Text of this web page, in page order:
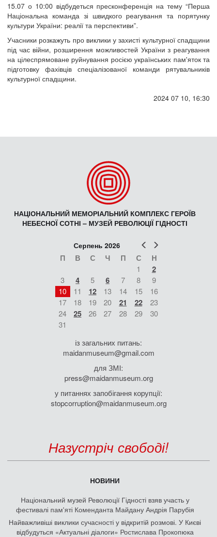
15.07 о 10:00 відбудеться пресконференція на тему “Перша
Національна команда зі швидкого реагування та порятунку
культури України: реалії та перспективи”.
Учасники розкажуть про виклики у захисті культурної спадщини
під час війни, розширення можливостей України з реагування
на цілеспрямоване руйнування росією українських пам'яток та
підготовку фахівців спеціалізованої команди рятувальників
культурної спадщини.
2024 07 10, 16:30
НАЦІОНАЛЬНИЙ МЕМОРІАЛЬНИЙ КОМПЛЕКС ГЕРОЇВ
НЕБЕСНОЇ СОТНІ – МУЗЕЙ РЕВОЛЮЦІЇ ГІДНОСТІ
Попер
Серпень 2026
П В С Ч П С Н
1 2
3 4 5 6 7 8
9
10
11 12 13 14 15
16
17
18 19 20 21 22
23
24
25 26 27 28 29
30
31
із загальних питань:
maidanmuseum@gmail.com
для ЗМІ:
press@maidanmuseum.org
у питаннях запобігання корупції:
stopcorruption@maidanmuseum.org
Назустріч свободі!
НОВИНИ
Національний музей Революції Гідності взяв участь у
фестивалі пам'яті Коменданта Майдану Андрія Парубія
Найважливіші виклики сучасності у відкритій розмові. У Києві
відбудуться «Актуальні діалоги» Ростислава Прокопюка